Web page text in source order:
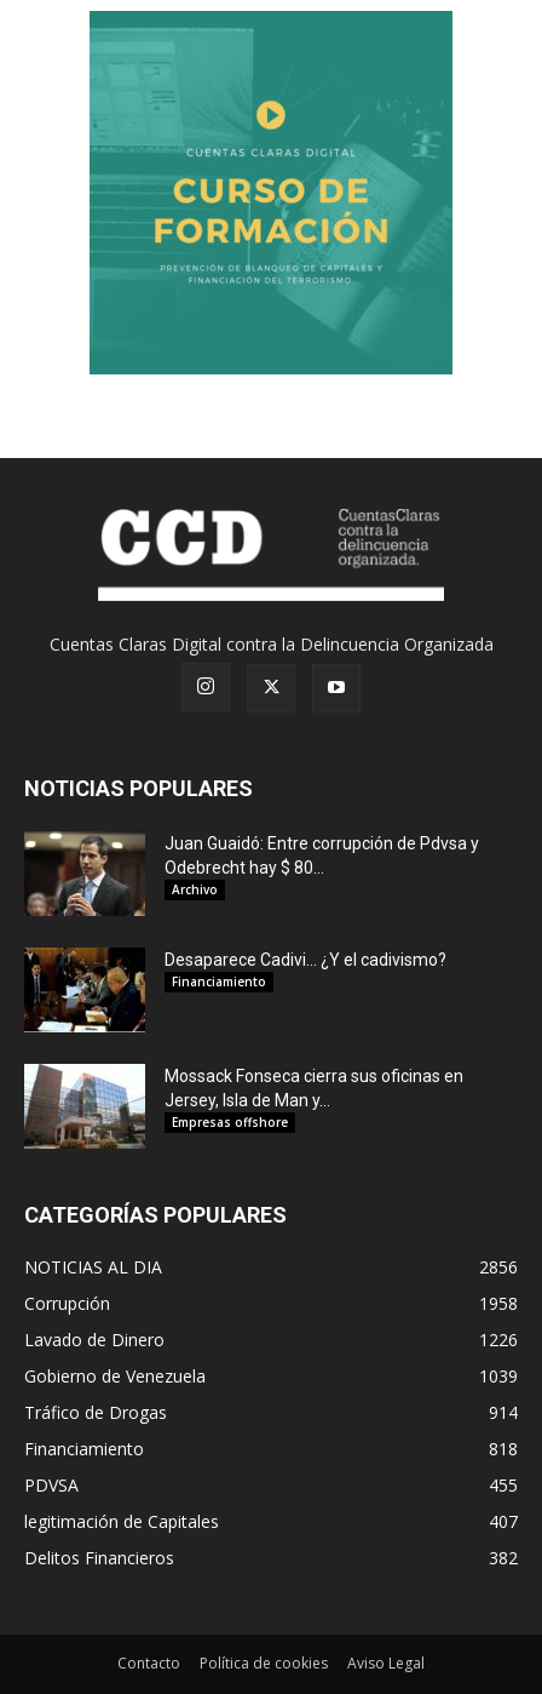
Cuentas Claras Digital contra la Delincuencia Organizada
NOTICIAS POPULARES
Juan Guaidó: Entre corrupción de Pdvsa y
Odebrecht hay $ 80...
Archivo
Desaparece Cadivi… ¿Y el cadivismo?
Financiamiento
Mossack Fonseca cierra sus oficinas en
Jersey, Isla de Man y...
Empresas offshore
CATEGORÍAS POPULARES
NOTICIAS AL DIA
2856
Corrupción
1958
Lavado de Dinero
1226
Gobierno de Venezuela
1039
Tráfico de Drogas
914
Financiamiento
818
PDVSA
455
legitimación de Capitales
407
Delitos Financieros
382
Contacto Política de cookies Aviso Legal